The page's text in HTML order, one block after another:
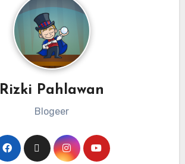
Rizki Pahlawan
Blogeer